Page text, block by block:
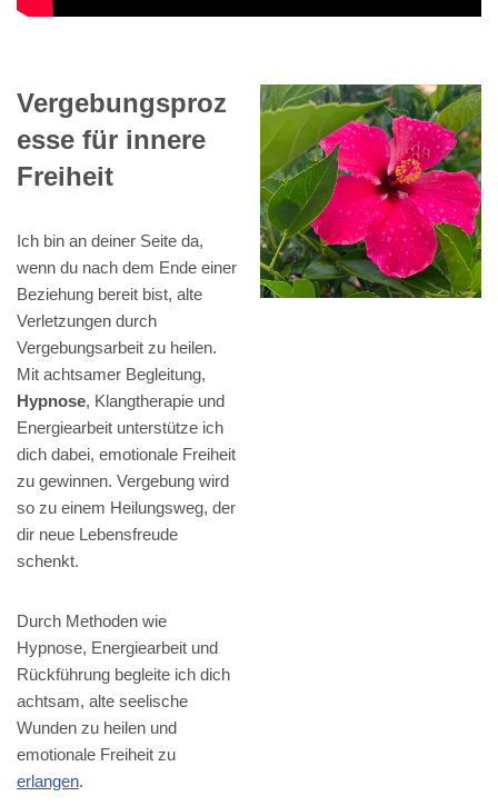
Vergebungsproz
esse für innere
Freiheit
Ich bin an deiner Seite da,
wenn du nach dem Ende einer
Beziehung bereit bist, alte
Verletzungen durch
Vergebungsarbeit zu heilen.
Mit achtsamer Begleitung,
Hypnose, Klangtherapie und
Energiearbeit unterstütze ich
dich dabei, emotionale Freiheit
zu gewinnen. Vergebung wird
so zu einem Heilungsweg, der
dir neue Lebensfreude
schenkt.
Durch Methoden wie
Hypnose, Energiearbeit und
Rückführung begleite ich dich
achtsam, alte seelische
Wunden zu heilen und
emotionale Freiheit zu
erlangen.